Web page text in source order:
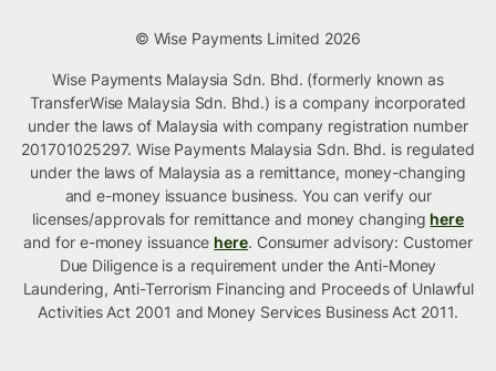
© Wise Payments Limited 2026
Wise Payments Malaysia Sdn. Bhd. (formerly known as
TransferWise Malaysia Sdn. Bhd.) is a company incorporated
under the laws of Malaysia with company registration number
201701025297. Wise Payments Malaysia Sdn. Bhd. is regulated
under the laws of Malaysia as a remittance, money-changing
and e-money issuance business. You can verify our
licenses/approvals for remittance and money changing here
and for e-money issuance here. Consumer advisory: Customer
Due Diligence is a requirement under the Anti-Money
Laundering, Anti-Terrorism Financing and Proceeds of Unlawful
Activities Act 2001 and Money Services Business Act 2011.